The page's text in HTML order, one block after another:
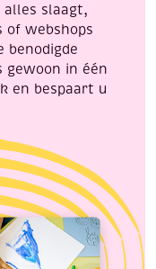
alles slaagt,
of webshops
benodigde
gewoon in één
en bespaart u